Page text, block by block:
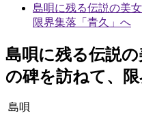
島唄に残る伝説の美
限界集落「青久」へ
島唄に残る伝説の
の碑を訪ねて、
島唄